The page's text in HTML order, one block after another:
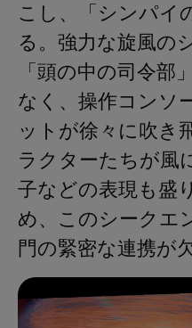
こし、「シンパイ
る。強力な旋風の
「頭の中の司令部
なく、操作コンソ
ットが徐々に吹き
ラクターたちが風
子などの表現も盛
め、このシークエ
門の緊密な連携が